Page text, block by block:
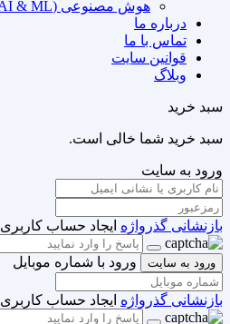
هوش مصنوعی (AI & ML)
درباره ما
تماس با ما
قوانین سایت
وبلاگ
سبد خرید
سبد خرید شما خالی است.
ورود به سایت
بازنشانی گذرواژه ایجاد حساب کاربری
ورود به سایت ورود با شماره موبایل
بازنشانی گذرواژه ایجاد حساب کاربری